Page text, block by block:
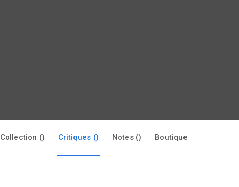
Collection () Critiques () Notes () Boutique